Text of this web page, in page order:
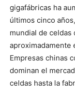
gigafábricas ha
últimos cinco
mundial de celdas
aproximadamente
Empresas chinas
dominan el
celdas hasta la